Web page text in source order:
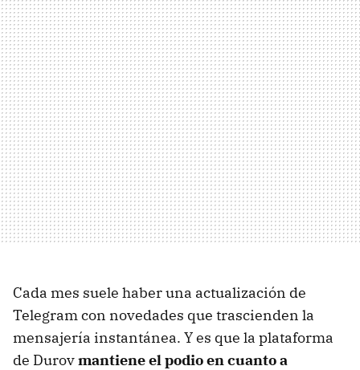
Cada mes suele haber una actualización de
Telegram con novedades que trascienden la
mensajería instantánea. Y es que la plataforma
de Durovmantiene el podio en cuanto a